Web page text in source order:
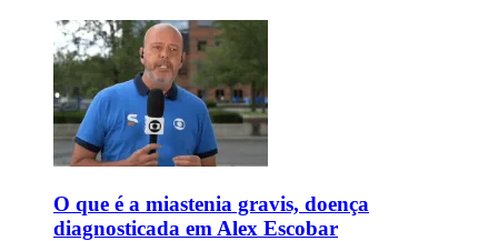
O que é a miastenia gravis, doença
diagnosticada em Alex Escobar